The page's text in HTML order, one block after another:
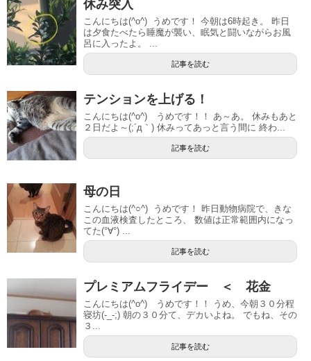
休み突入
こんにちは(^o^) うめです！ 今朝は6時起き。 昨日
は夕食たべたら睡魔が襲い、眠気と闘いながらお風
呂に入ったよ。 ...
記事を読む
テンションを上げる！
こんにちは(^o^) うめです！！ あ～あ。 休みもあと
２日だよ～(;´д｀) 休みってあっと言う間に 終わ...
記事を読む
母の日
こんにちは(^○^) うめです！ 昨日動物病院で、きな
この血液検査したところ、 数値は正常範囲内になっ
てた(°∀°) ...
記事を読む
プレミアムフライデー ＜ 花金
こんにちは(^o^) うめです！！ うめ、今朝３０分程
寝坊(-_-;) 朝の３０分て、デカいよね。 でもね、その
３...
記事を読む